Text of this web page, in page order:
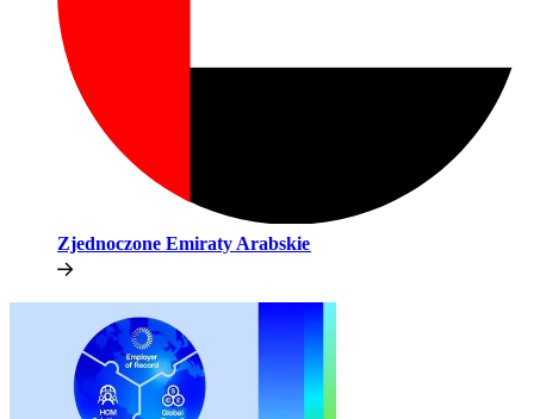
Zjednoczone Emiraty Arabskie​​